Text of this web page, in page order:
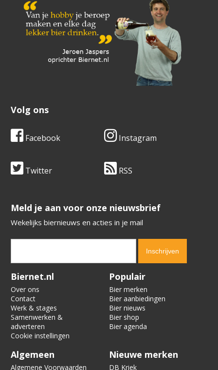
Volg ons
Facebook Instagram
Twitter RSS
​​​​​​​Meld je aan voor onze nieuwsbrief
Wekelijks biernieuws en acties in je mail
Verification code:
Biernet.nl
Over ons
Contact
Werk & stages
Samenwerken &
adverteren
Cookie instellingen
Populair
Bier merken
Bier aanbiedingen
Bier nieuws
Bier shop
Bier agenda
Algemeen
Algemene Voorwaarden
Nieuwe merken
DB Kriek